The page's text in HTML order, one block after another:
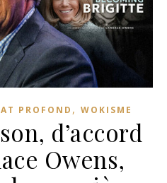
PROFOND , WOKISME
d’accord
Owens,